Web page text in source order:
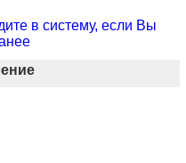
в систему, если Вы